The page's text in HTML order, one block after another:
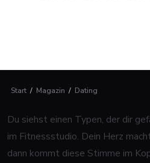
Start / Magazin / Dating
Du siehst einen Typen, der dir
im Fitnessstudio. Dein Herz
dann kommt diese Stimme im